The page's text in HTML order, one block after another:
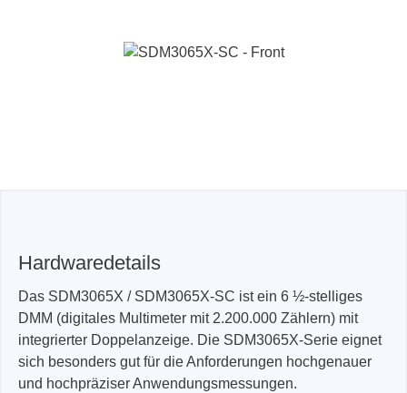
Hardwaredetails
Das SDM3065X / SDM3065X-SC ist ein 6 ½-stelliges
DMM (digitales Multimeter mit 2.200.000 Zählern) mit
integrierter Doppelanzeige. Die SDM3065X-Serie eignet
sich besonders gut für die Anforderungen hochgenauer
und hochpräziser Anwendungsmessungen.